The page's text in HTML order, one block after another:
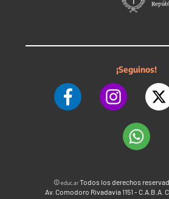
¡Seguinos!
©educ.arTodos los derechos
Av. Comodoro Rivadavia 1151 - C.A.B.A.